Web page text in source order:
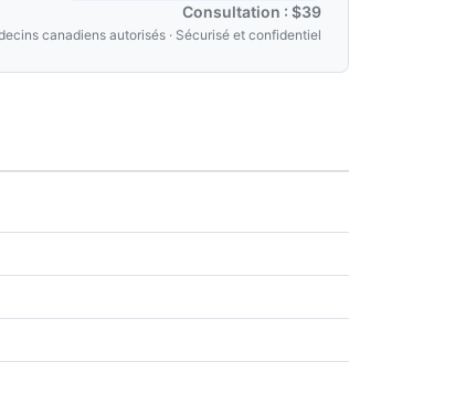
Consultation : $39
canadiens autorisés · Sécurisé et confidentiel